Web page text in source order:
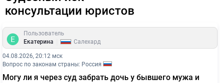
консультации юристов
Пользователь
Екатерина
Салехард
04.08.2026, 20:12 мск
Вопрос по законам страны: Россия
Могу ли я через суд забрать дочь у бывшего мужа и